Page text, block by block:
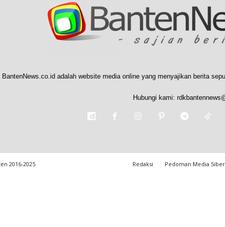
BantenNews.co.id adalah website media online yang menyajikan berita
Hubungi kami:
Redaksi Pedoman Media Siber
2016-2025